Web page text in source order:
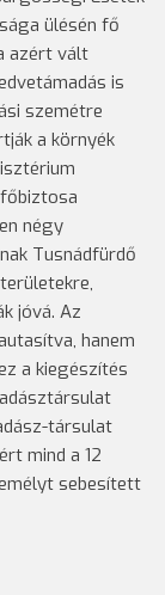
ülésén fő
azért vált
is
szemétre
a környék
négy
Tusnádfürdő
jóvá. Az
hanem
a kiegészítés
társulat
mind a 12
sebesített